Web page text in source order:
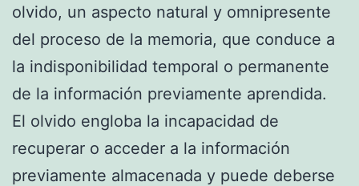
olvido, un aspecto natural y omnipresente
del proceso de la memoria, que conduce a
la indisponibilidad temporal o permanente
de la información previamente aprendida.
El olvido engloba la incapacidad de
recuperar o acceder a la información
previamente almacenada y puede deberse